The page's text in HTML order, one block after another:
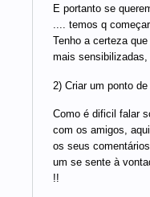
E portanto se
.... temos q
Tenho a certeza
mais
2) Criar um ponto
Como é dificil falar
com os amigos,
os seus
um se sente à
!!